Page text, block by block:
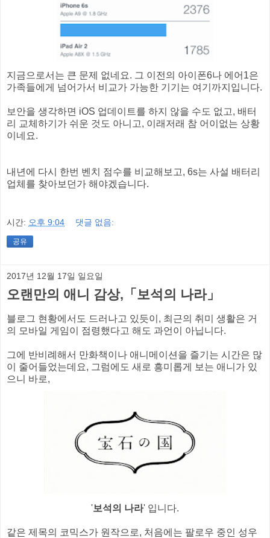
지금으로서는 큰 문제 없네요. 그 이전의 아이폰6나 에어1은
가족들에게 넘어가서 비교가 가능한 기기는 여기까지입니다.
보안을 생각하면 iOS 업데이트를 하지 않을 수도 없고, 배터
리 교체하기가 쉬운 것도 아니고, 이래저래 참 어이없는 상황
이네요.
내년에 다시 한번 벤치 점수를 비교해보고, 6s는 사설 배터리
업체를 찾아보던가 해야겠습니다.
시간: 오후 9:04 댓글 없음:
공유
2017년 12월 17일 일요일
오랜만의 애니 감상,「보석의 나라」
블로그 현황에서도 드러나고 있듯이, 최근의 취미 생활은 거
의 모바일 게임이 점령했다고 해도 과언이 아닙니다.
그에 반비례해서 만화책이나 애니메이션을 즐기는 시간은 많
이 줄어들었는데요, 그럼에도 새로 흥미롭게 보는 애니가 있
으니 바로,
'보석의 나라' 입니다.
같은 제목의 코믹스가 원작으로, 처음에는 팔로우 중인 성우